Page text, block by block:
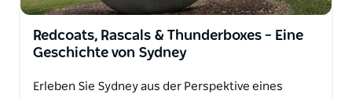
Redcoats, Rascals & Thunderboxes – Eine
Geschichte von Sydney
Erleben Sie Sydney aus der Perspektive eines